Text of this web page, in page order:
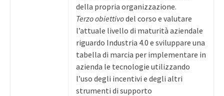
della propria organizzazione.
Terzo obiettivodel corso e valutare
l’attuale livello di maturità aziendale
riguardo Industria 4.0 e sviluppare una
tabella di marcia per implementare in
azienda le tecnologie utilizzando
l’uso degli incentivi e degli altri
strumenti di supporto